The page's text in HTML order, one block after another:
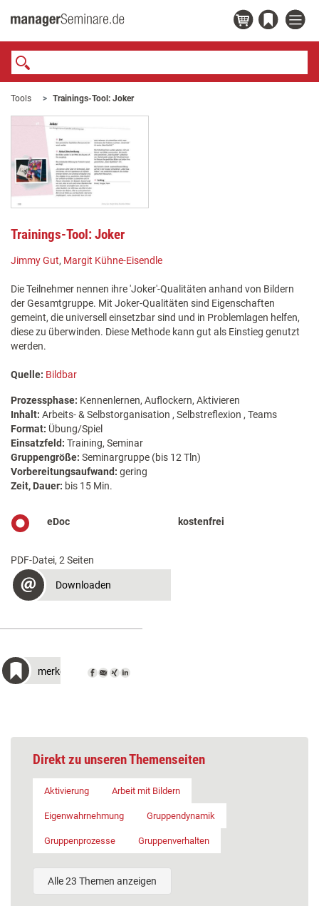
Tools Trainings-Tool: Joker
Trainings-Tool: Joker
Jimmy Gut, Margit Kühne-Eisendle
Die Teilnehmer nennen ihre 'Joker'-Qualitäten anhand von Bildern
der Gesamtgruppe. Mit Joker-Qualitäten sind Eigenschaften
gemeint, die universell einsetzbar sind und in Problemlagen helfen,
diese zu überwinden. Diese Methode kann gut als Einstieg genutzt
werden.
Quelle: Bildbar
Prozessphase: Kennenlernen, Auflockern, Aktivieren
Inhalt: Arbeits- & Selbstorganisation , Selbstreflexion , Teams
Format: Übung/Spiel
Einsatzfeld: Training, Seminar
Gruppengröße: Seminargruppe (bis 12 Tln)
Vorbereitungsaufwand: gering
Zeit, Dauer: bis 15 Min.
eDoc kostenfrei
PDF-Datei, 2 Seiten
Downloaden
merken
Direkt zu unseren Themenseiten
Aktivierung Arbeit mit Bildern
Eigenwahrnehmung Gruppendynamik
Gruppenprozesse Gruppenverhalten
Alle 23 Themen anzeigen